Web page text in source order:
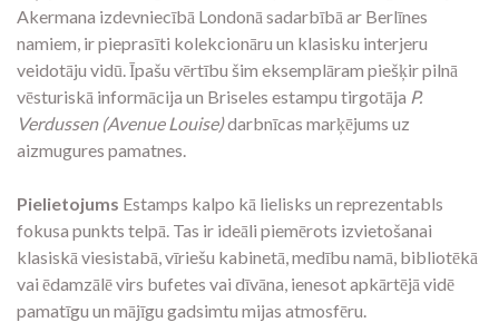
Akermana izdevniecībā Londonā sadarbībā ar Berlīnes
namiem, ir pieprasīti kolekcionāru un klasisku interjeru
veidotāju vidū. Īpašu vērtību šim eksemplāram piešķir pilnā
vēsturiskā informācija un Briseles estampu tirgotāja P.
Verdussen (Avenue Louise)darbnīcas marķējums uz
aizmugures pamatnes.
Pielietojums Estamps kalpo kā lielisks un reprezentabls
fokusa punkts telpā. Tas ir ideāli piemērots izvietošanai
klasiskā viesistabā, vīriešu kabinetā, medību namā, bibliotēkā
vai ēdamzālē virs bufetes vai dīvāna, ienesot apkārtējā vidē
pamatīgu un mājīgu gadsimtu mijas atmosfēru.